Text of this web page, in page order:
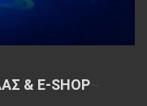
& E-SHOP~